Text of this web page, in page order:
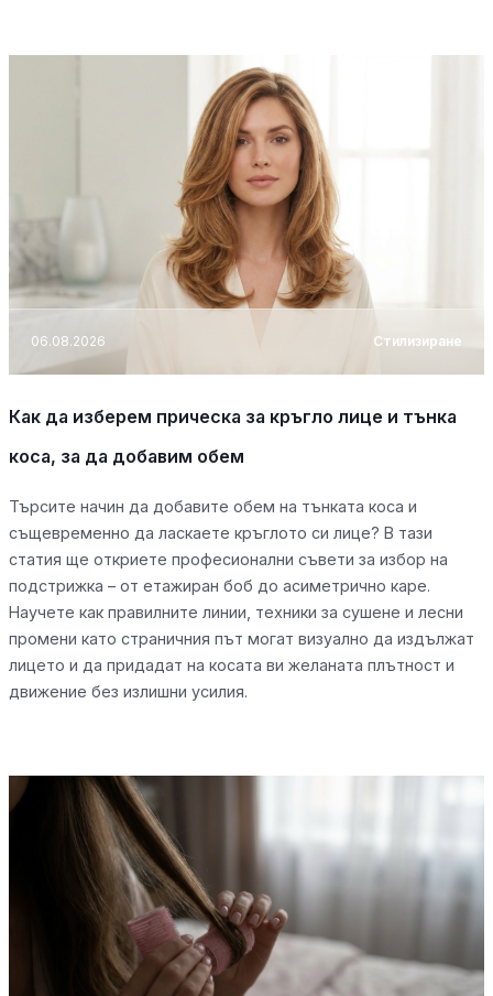
06.08.2026 Стилизиране
Как да изберем прическа за кръгло лице и тънка
коса, за да добавим обем
Търсите начин да добавите обем на тънката коса и
същевременно да ласкаете кръглото си лице? В тази
статия ще откриете професионални съвети за избор на
подстрижка – от етажиран боб до асиметрично каре.
Научете как правилните линии, техники за сушене и лесни
промени като страничния път могат визуално да издължат
лицето и да придадат на косата ви желаната плътност и
движение без излишни усилия.